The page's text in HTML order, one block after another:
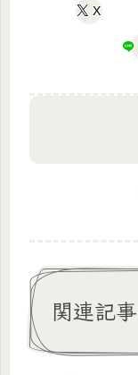
X
関連記事